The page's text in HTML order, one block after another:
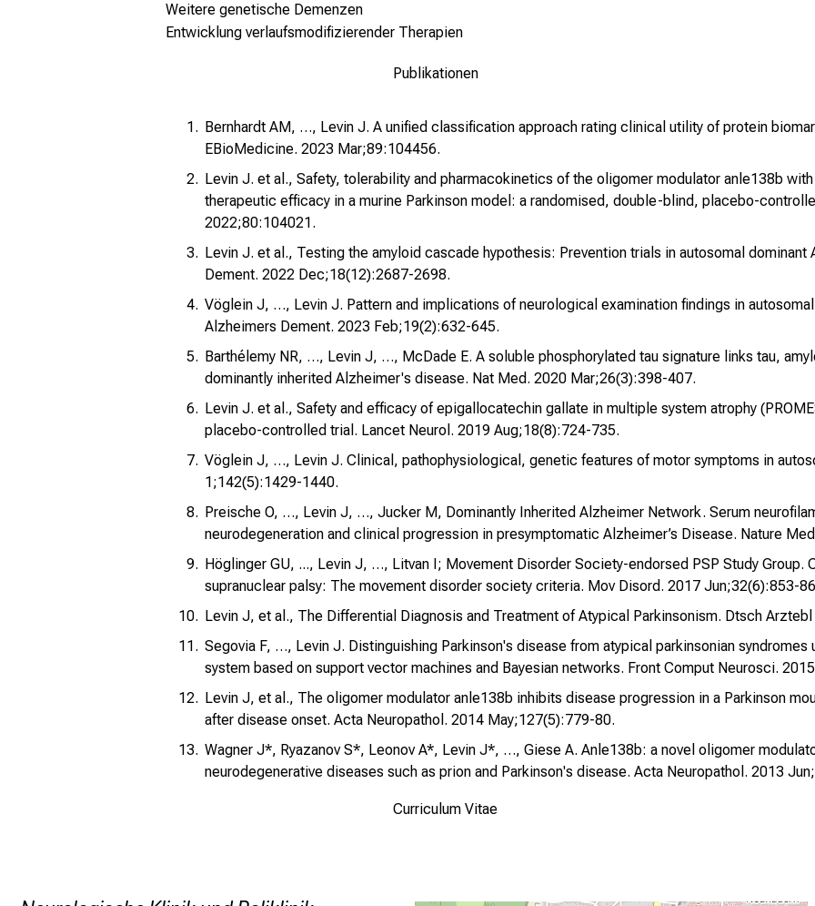
Weitere genetische Demenzen
Entwicklung verlaufsmodifizierender Therapien
Publikationen
Bernhardt AM, …, Levin J. A unified classification approach rating clinical utility of protein
EBioMedicine. 2023 Mar;89:104456.
Levin J. et al., Safety, tolerability and pharmacokinetics of the oligomer modulator anle138b
therapeutic efficacy in a murine Parkinson model: a randomised, double-blind, placebo-
2022;80:104021.
Levin J. et al., Testing the amyloid cascade hypothesis: Prevention trials in autosomal
Dement. 2022 Dec;18(12):2687-2698.
Vöglein J, …, Levin J. Pattern and implications of neurological examination findings in
Alzheimers Dement. 2023 Feb;19(2):632-645.
Barthélemy NR, …, Levin J, …, McDade E. A soluble phosphorylated tau signature links tau,
dominantly inherited Alzheimer's disease. Nat Med. 2020 Mar;26(3):398-407.
Levin J. et al., Safety and efficacy of epigallocatechin gallate in multiple system atrophy
placebo-controlled trial. Lancet Neurol. 2019 Aug;18(8):724-735.
Vöglein J, …, Levin J. Clinical, pathophysiological, genetic features of motor symptoms in
1;142(5):1429-1440.
Preische O, …, Levin J, …, Jucker M, Dominantly Inherited Alzheimer Network. Serum
neurodegeneration and clinical progression in presymptomatic Alzheimer’s Disease. Nature
Höglinger GU, ..., Levin J, …, Litvan I; Movement Disorder Society-endorsed PSP Study Group.
supranuclear palsy: The movement disorder society criteria. Mov Disord. 2017 Jun;32(6):853-
Levin J, et al., The Differential Diagnosis and Treatment of Atypical Parkinsonism. Dtsch
Segovia F, …, Levin J. Distinguishing Parkinson's disease from atypical parkinsonian syndromes
system based on support vector machines and Bayesian networks. Front Comput Neurosci.
Levin J, et al., The oligomer modulator anle138b inhibits disease progression in a Parkinson
after disease onset. Acta Neuropathol. 2014 May;127(5):779-80.
Wagner J*, Ryazanov S*, Leonov A*, Levin J*, …, Giese A. Anle138b: a novel oligomer
neurodegenerative diseases such as prion and Parkinson's disease. Acta Neuropathol. 2013
Curriculum Vitae